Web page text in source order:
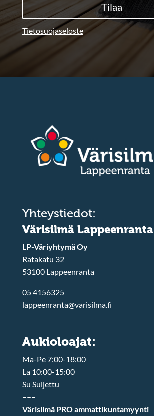
Tilaa
Tietosuojaseloste
Yhteystiedot:
Värisilmä Lappeenranta
LP-Väriyhtymä Oy
Ratakatu 32
53100 Lappeenranta
05 4156325
lappeenranta@varisilma.fi
Aukioloajat:
Ma-Pe 7:00-18:00
La 10:00-15:00
Su Suljettu
–––
Värisilmä PRO ammattikuntamyynti